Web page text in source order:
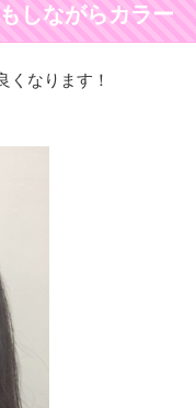
しながらカラー
くなります！